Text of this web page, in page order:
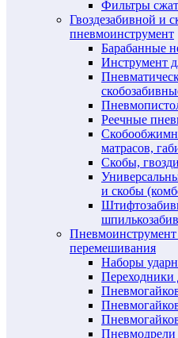
Фильтры
Гвоздезабивной и
пневмоинструмент
Барабанные
Инструмент
Реечные
матрасов,
Скобы,
и скобы
Пневмоинструмент
перемешивания
Наборы
Переходники
Пневмодрели